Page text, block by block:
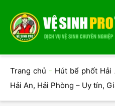
Trang chủ - Hút bể phốt Hải
Hải An, Hải Phòng – Uy tín,